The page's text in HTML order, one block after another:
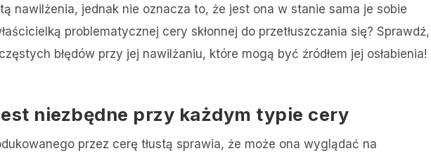
nawilżenia, jednak nie oznacza to, że jest ona w stanie sama je sobie
problematycznej cery skłonnej do przetłuszczania się? Sprawdź,
błędów przy jej nawilżaniu, które mogą być źródłem jej osłabienia!
niezbędne przy każdym typie cery
przez cerę tłustą sprawia, że może ona wyglądać na